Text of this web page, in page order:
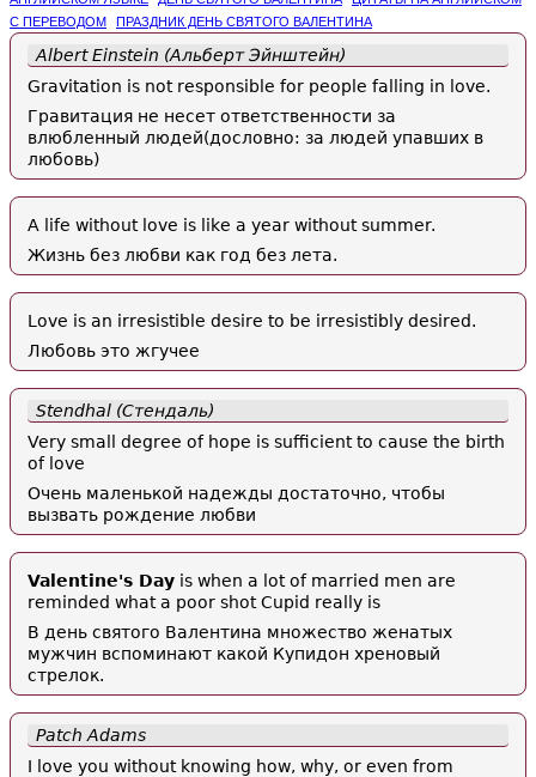
С ПЕРЕВОДОМ
ПРАЗДНИК ДЕНЬ СВЯТОГО ВАЛЕНТИНА
Albert Einstein (Альберт Эйнштейн)
Gravitation is not responsible for people falling in love.
Гравитация не несет ответственности за
влюбленный людей(дословно: за людей упавших в
любовь)
A life without love is like a year without summer.
Жизнь без любви как год без лета.
Love is an irresistible desire to be irresistibly desired.
Любовь это жгучее
Stendhal (Стендаль)
Very small degree of hope is sufficient to cause the birth
of love
Очень маленькой надежды достаточно, чтобы
вызвать рождение любви
Valentine's Day is when a lot of married men are
reminded what a poor shot Cupid really is
В день святого Валентина множество женатых
мужчин вспоминают какой Купидон хреновый
стрелок.
Patch Adams
I love you without knowing how, why, or even from